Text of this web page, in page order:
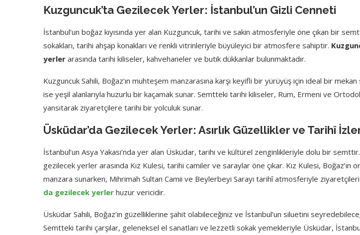
Kuzguncuk’ta Gezilecek Yerler: İstanbul’un Gizli Cenneti
İstanbul’un boğaz kıyısında yer alan Kuzguncuk, tarihi ve sakin atmosferiyle öne çıkan bir
sokakları, tarihi ahşap konakları ve renkli vitrinleriyle büyüleyici bir atmosfere sahiptir.
yerler arasında tarihi kiliseler, kahvehaneler ve butik dükkanlar bulunmaktadır.
Kuzguncuk Sahili, Boğaz’ın muhteşem manzarasına karşı keyifli bir yürüyüş için ideal bir mekan
ise yeşil alanlarıyla huzurlu bir kaçamak sunar. Semtteki tarihi kiliseler, Rum, Ermeni ve
yansıtarak ziyaretçilere tarihi bir yolculuk sunar.
Üsküdar’da Gezilecek Yerler: Asırlık Güzellikler ve Tarihî
İstanbul’un Asya Yakası’nda yer alan Üsküdar, tarihi ve kültürel zenginlikleriyle dolu bir
gezilecek yerler arasında Kız Kulesi, tarihi camiler ve saraylar öne çıkar. Kız Kulesi, Boğaz’ın
manzara sunarken, Mihrimah Sultan Camii ve Beylerbeyi Sarayı tarihî atmosferiyle
da gezilecek yerler huzur vericidir.
Üsküdar Sahili, Boğaz’ın güzelliklerine şahit olabileceğiniz ve İstanbul’un siluetini
Semtteki tarihi çarşılar, geleneksel el sanatları ve lezzetli sokak yemekleriyle Üsküdar,